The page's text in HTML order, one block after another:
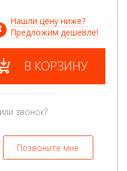
Нашли цену ниже?
Предложим дешевле!
В КОРЗИНУ
звонок?
Позвоните мне